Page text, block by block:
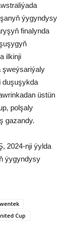
ýygyndysy
finalynda
ilkinji
şweýsariýaly
duşuşykda
üstün
polşaly
gazandy.
2024-nji ýylda
ýygyndysy
Cup